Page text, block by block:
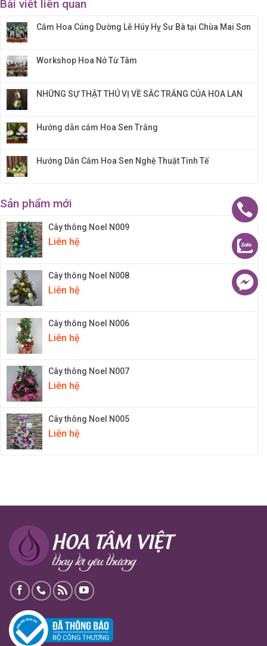
Bài viết liên quan
Cắm Hoa Cúng Dường Lễ Húy Hỵ Sư Bà tại Chùa Mai Sơn
Workshop Hoa Nở Từ Tâm
NHỮNG SỰ THẬT THÚ VỊ VỀ SẮC TRẮNG CỦA HOA LAN
Hướng dẫn cắm Hoa Sen Trắng
Hướng Dẫn Cắm Hoa Sen Nghệ Thuật Tinh Tế
Sản phẩm mới
Cây thông Noel N009
Liên hệ
Cây thông Noel N008
Liên hệ
Cây thông Noel N006
Liên hệ
Cây thông Noel N007
Liên hệ
Cây thông Noel N005
Liên hệ